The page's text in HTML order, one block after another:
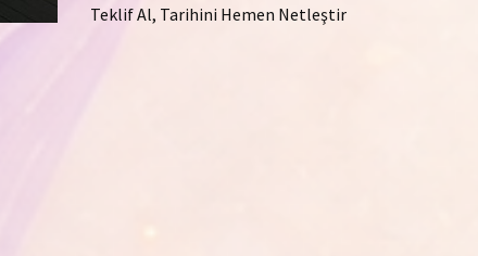
Teklif Al, Tarihini Hemen Netleştir